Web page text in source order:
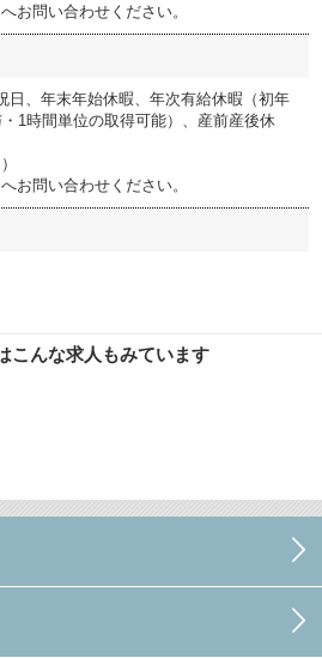
お問い合わせください。
日、年末年始休暇、年次有給休暇（初年
1時間単位の取得可能）、産前産後休
お問い合わせください。
こんな求人もみています